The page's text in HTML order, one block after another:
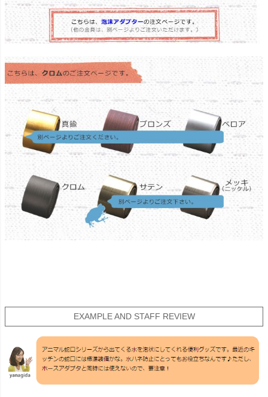
EXAMPLE AND STAFF REVIEW